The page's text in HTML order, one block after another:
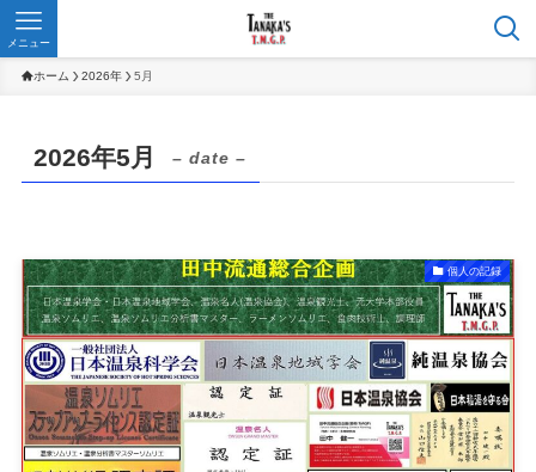
メニュー
ホーム 2026年 5月
2026年5月 – date –
個人の記録